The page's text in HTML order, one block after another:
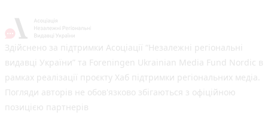
Здійснено за підтримки Асоціації “Незалежні регіональні
видавці України” та Foreningen Ukrainian Media Fund Nordic в
рамках реалізації проєкту Хаб підтримки регіональних медіа.
Погляди авторів не обов'язково збігаються з офіційною
позицією партнерів